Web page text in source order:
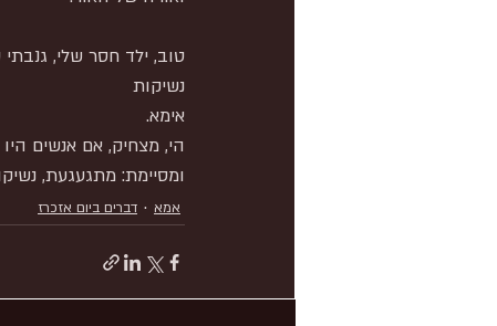
טוב, ילד חסר שלי,
נשיקות
אימא.
הי, מצחיק, אם אנשים
ומסיימת: מתגעגעת,
אמא דברים ביום אזכרז